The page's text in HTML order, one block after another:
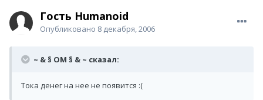
Гость Humanoid
Опубликовано 8 декабря, 2006
~ & § OM § & ~ сказал:
Тока денег на нее не появится :(